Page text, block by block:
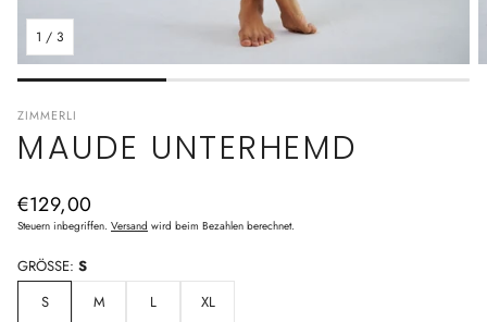
1 / 3
ZIMMERLI
MAUDE UNTERHEMD
Normaler
Preis
€129,00
Steuern inbegriffen. Versand wird beim Bezahlen berechnet.
GRÖSSE: S
S
M L
XL